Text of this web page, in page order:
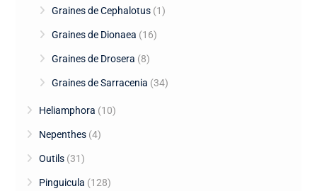
Graines de Cephalotus (1)
Graines de Dionaea (16)
Graines de Drosera (8)
Graines de Sarracenia (34)
Heliamphora (10)
Nepenthes (4)
Outils (31)
Pinguicula (128)